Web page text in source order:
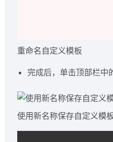
重命名自定义模板
完成后，单击顶部栏中
使用新名称保存自定义模